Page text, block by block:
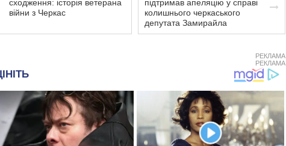
сходження: історія ветерана
війни з Черкас
підтримав апеляцію у справі
колишнього черкаського
депутата Замирайла
РЕКЛАМА
РЕКЛАМА